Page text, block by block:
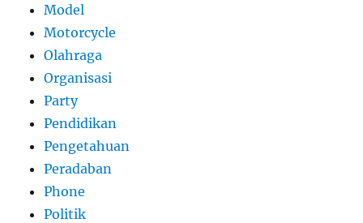
Model
Motorcycle
Olahraga
Organisasi
Party
Pendidikan
Pengetahuan
Peradaban
Phone
Politik